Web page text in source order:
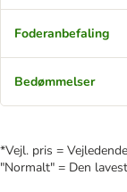
Foderanbefaling
Bedømmelser
*Vejl. pris =
"Normalt" = Den